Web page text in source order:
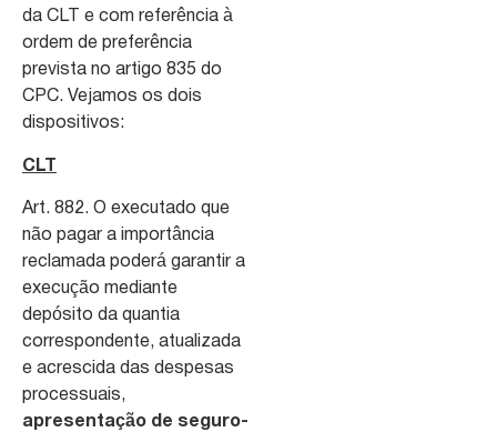
da CLT e com referência à
ordem de preferência
prevista no artigo 835 do
CPC. Vejamos os dois
dispositivos:
CLT
Art. 882. O executado que
não pagar a importância
reclamada poderá garantir a
execução mediante
depósito da quantia
correspondente, atualizada
e acrescida das despesas
processuais,
apresentação de seguro-